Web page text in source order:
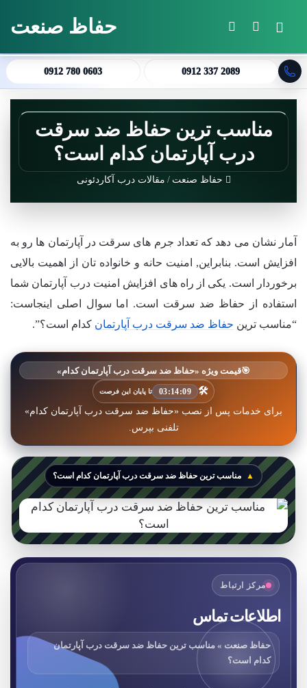
جستجو برای حفاظ صنعت
0912 780 0603 0912 337 2089
مناسب ترین حفاظ ضد سرقت
درب آپارتمان کدام است؟
حفاظ صنعت / مقالات درب آکاردئونی
آمار نشان می دهد که تعداد جرم های سرقت در آپارتمان ها رو به
افزایش است. بنابراین, امنیت حانه و خانواده تان از اهمیت بالایی
برخوردار است. یکی از راه های افزایش امنیت درب آپارتمان شما
استفاده از حفاظ ضد سرقت است. اما سوال اصلی اینجاست:
“مناسب ترین حفاظ ضد سرقت درب آپارتمان کدام است؟”.
🎯قیمت ویژه «حفاظ ضد سرقت درب آپارتمان کدام»
🛠️
03:14:07 تا پایان این فرصت
برای خدمات پس از نصب «حفاظ ضد سرقت درب آپارتمان کدام»
تلفنی بپرس.
مناسب ترین حفاظ ضد سرقت درب آپارتمان کدام است؟
مرکز ارتباط
اطلاعات تماس
حفاظ صنعت » مناسب ترین حفاظ ضد سرقت درب آپارتمان
کدام است؟